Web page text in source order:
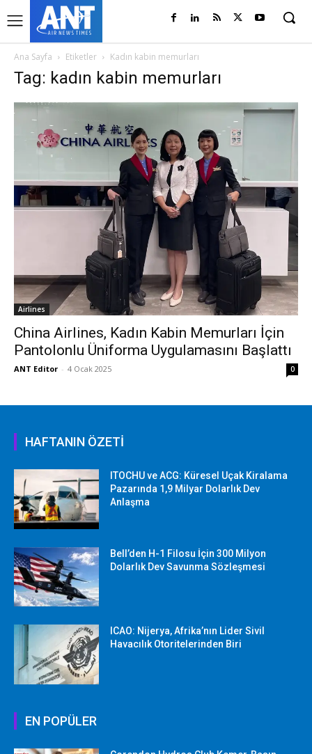
Ana Sayfa Etiketler Kadın kabin memurları
Tag: kadın kabin memurları
Airlines
China Airlines, Kadın Kabin Memurları İçin
Pantolonlu Üniforma Uygulamasını Başlattı
ANT Editor - 4 Ocak 2025 0
HAFTANIN ÖZETİ
ITOCHU ve ACG: Küresel Uçak Kiralama
Pazarında 1,9 Milyar Dolarlık Dev
Anlaşma
Bell’den H-1 Filosu İçin 300 Milyon
Dolarlık Dev Savunma Sözleşmesi
ICAO: Nijerya, Afrika’nın Lider Sivil
Havacılık Otoritelerinden Biri
EN POPÜLER